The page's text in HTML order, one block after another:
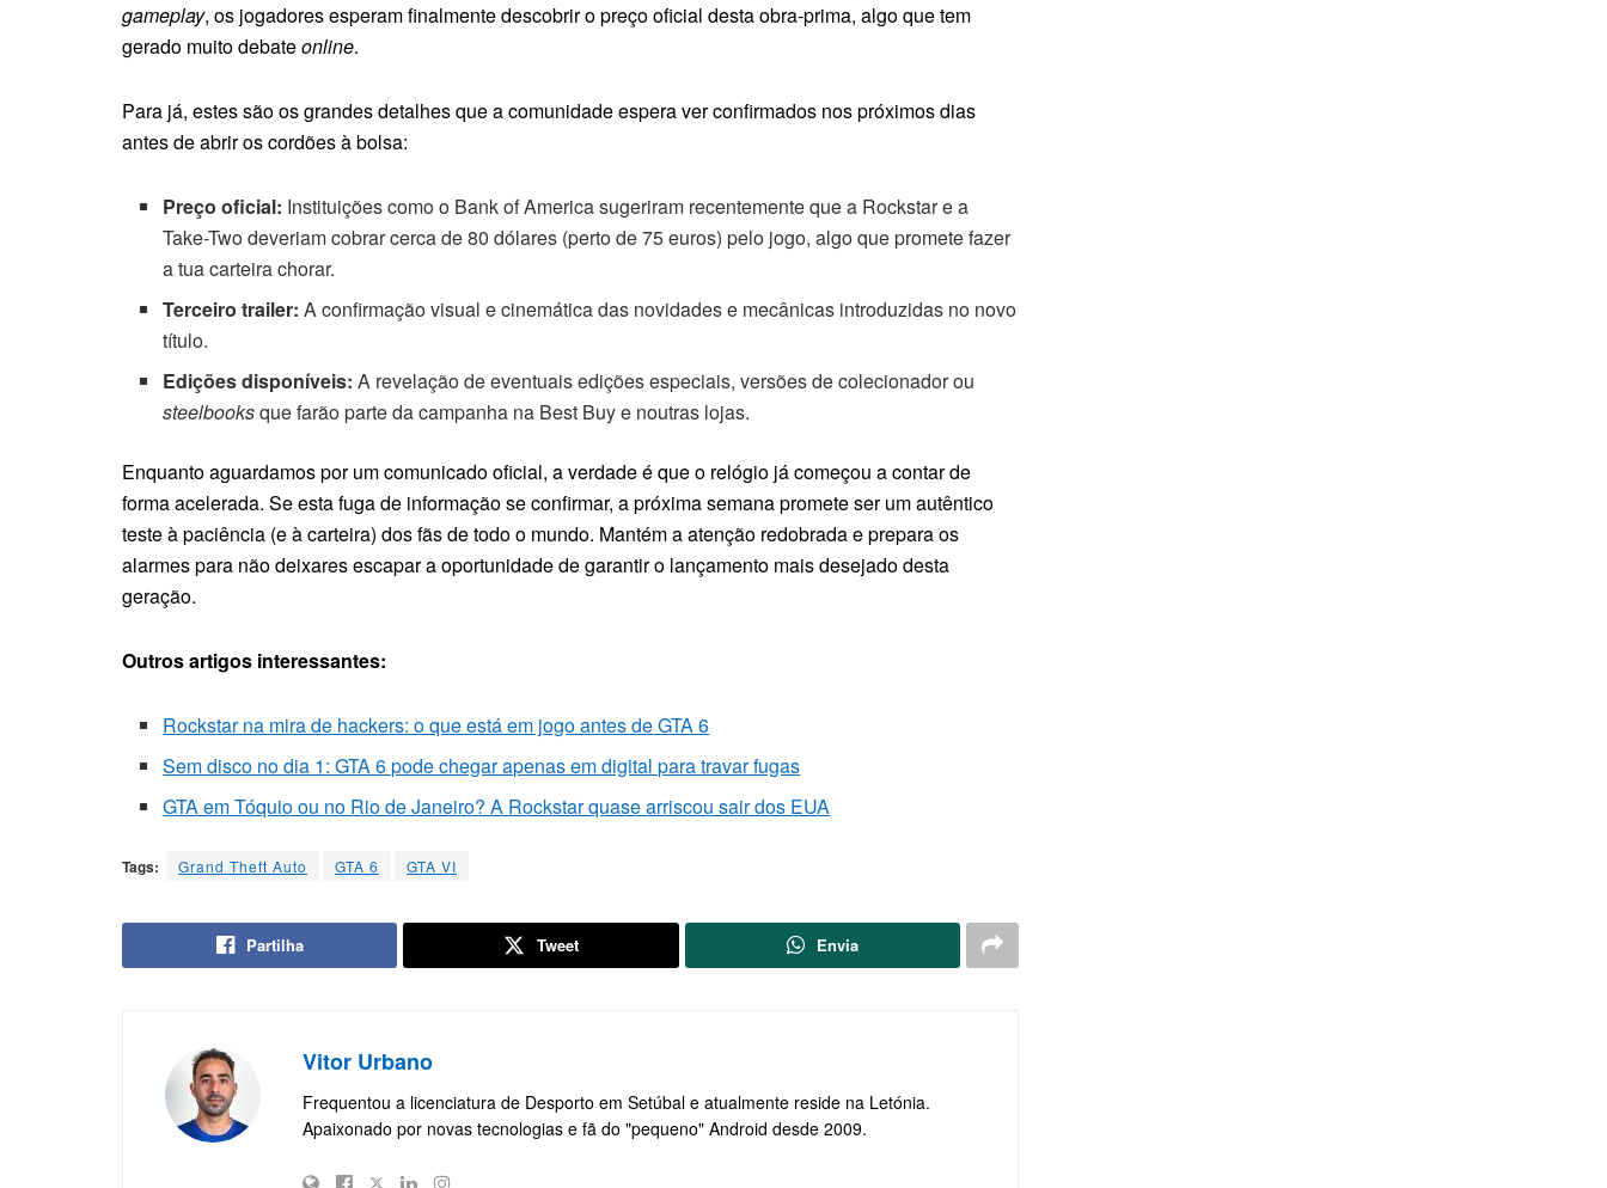
gameplay, os jogadores esperam finalmente descobrir o preço oficial desta obra-prima, algo que tem
gerado muito debateonline.
Para já, estes são os grandes detalhes que a comunidade espera ver confirmados nos próximos dias
antes de abrir os cordões à bolsa:
Preço oficial: Instituições como o Bank of America sugeriram recentemente que a Rockstar e a
Take-Two deveriam cobrar cerca de 80 dólares (perto de 75 euros) pelo jogo, algo que promete fazer
a tua carteira chorar.
Terceiro trailer: A confirmação visual e cinemática das novidades e mecânicas introduzidas no novo
título.
Edições disponíveis: A revelação de eventuais edições especiais, versões de colecionador ou
steelbooksque farão parte da campanha na Best Buy e noutras lojas.
Enquanto aguardamos por um comunicado oficial, a verdade é que o relógio já começou a contar de
forma acelerada. Se esta fuga de informação se confirmar, a próxima semana promete ser um autêntico
teste à paciência (e à carteira) dos fãs de todo o mundo. Mantém a atenção redobrada e prepara os
alarmes para não deixares escapar a oportunidade de garantir o lançamento mais desejado desta
geração.
Outros artigos interessantes:
Rockstar na mira de hackers: o que está em jogo antes de GTA 6
Sem disco no dia 1: GTA 6 pode chegar apenas em digital para travar fugas
GTA em Tóquio ou no Rio de Janeiro? A Rockstar quase arriscou sair dos EUA
Tags: Grand Theft Auto GTA 6 GTA VI
Partilha Tweet Envia
Vitor Urbano
Frequentou a licenciatura de Desporto em Setúbal e atualmente reside na Letónia.
Apaixonado por novas tecnologias e fã do "pequeno" Android desde 2009.